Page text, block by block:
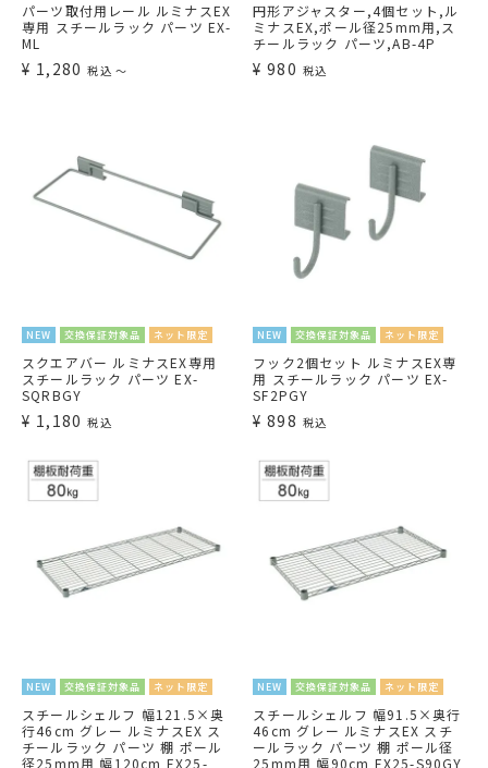
パーツ取付用レール ルミナスEX
専用 スチールラック パーツ EX-
ML
¥ 1,280 税込 〜
円形アジャスター,4個セット,ル
ミナスEX,ポール径25mm用,ス
チールラック パーツ,AB-4P
¥ 980 税込
NEW 交換保証対象品 ネット限定
スクエアバー ルミナスEX専用
スチールラック パーツ EX-
SQRBGY
¥ 1,180 税込
NEW 交換保証対象品 ネット限定
フック2個セット ルミナスEX専
用 スチールラック パーツ EX-
SF2PGY
¥ 898 税込
NEW 交換保証対象品 ネット限定
スチールシェルフ 幅121.5×奥
行46cm グレー ルミナスEX ス
チールラック パーツ 棚 ポール
径25mm用 幅120cm EX25-
NEW 交換保証対象品 ネット限定
スチールシェルフ 幅91.5×奥行
46cm グレー ルミナスEX スチ
ールラック パーツ 棚 ポール径
25mm用 幅90cm EX25-S90GY